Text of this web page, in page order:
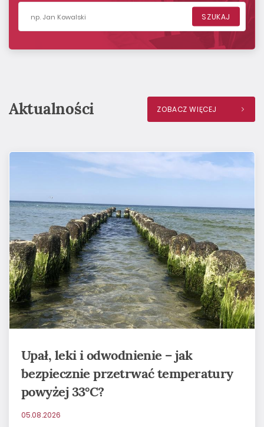
IMIĘ NAZWISKO LEKARZA
SZUKAJ
Aktualności ZOBACZ WIĘCEJ
Upał, leki i odwodnienie – jak
bezpiecznie przetrwać temperatury
powyżej 33°C?
05.08.2026